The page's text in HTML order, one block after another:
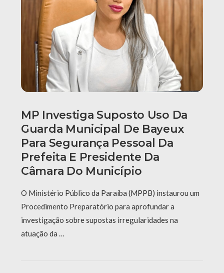
MP Investiga Suposto Uso Da
Guarda Municipal De Bayeux
Para Segurança Pessoal Da
Prefeita E Presidente Da
Câmara Do Município
O Ministério Público da Paraíba (MPPB) instaurou um
Procedimento Preparatório para aprofundar a
investigação sobre supostas irregularidades na
atuação da …